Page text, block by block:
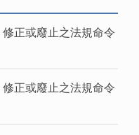
正或廢止之法規命令
正或廢止之法規命令